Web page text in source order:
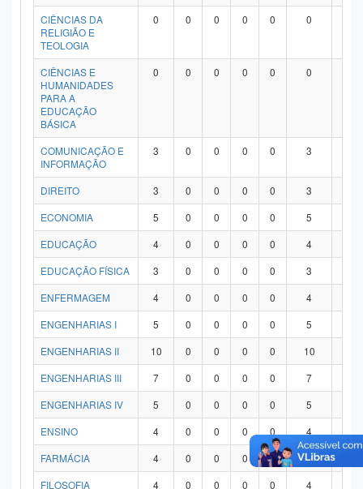
CIÊNCIAS DA
RELIGIÃO E
TEOLOGIA
0 0 0 0 0 0
CIÊNCIAS E
HUMANIDADES
PARA A
EDUCAÇÃO
BÁSICA
0 0 0 0 0 0
COMUNICAÇÃO E
INFORMAÇÃO
3 0 0 0 0 3
DIREITO 3 0 0 0 0 3
ECONOMIA
5 0 0 0 0 5
EDUCAÇÃO
4 0 0 0 0 4
EDUCAÇÃO FÍSICA
3 0 0 0 0 3
ENFERMAGEM
4 0 0 0 0 4
ENGENHARIAS I
5 0 0 0 0 5
ENGENHARIAS II
10 0 0 0 0 10
ENGENHARIAS III
7 0 0 0 0 7
ENGENHARIAS IV
5 0 0 0 0 5
ENSINO
4 0 0 0 0 4
FARMÁCIA
4 0 0 0 0 4
FILOSOFIA
4 0 0 0 0 4